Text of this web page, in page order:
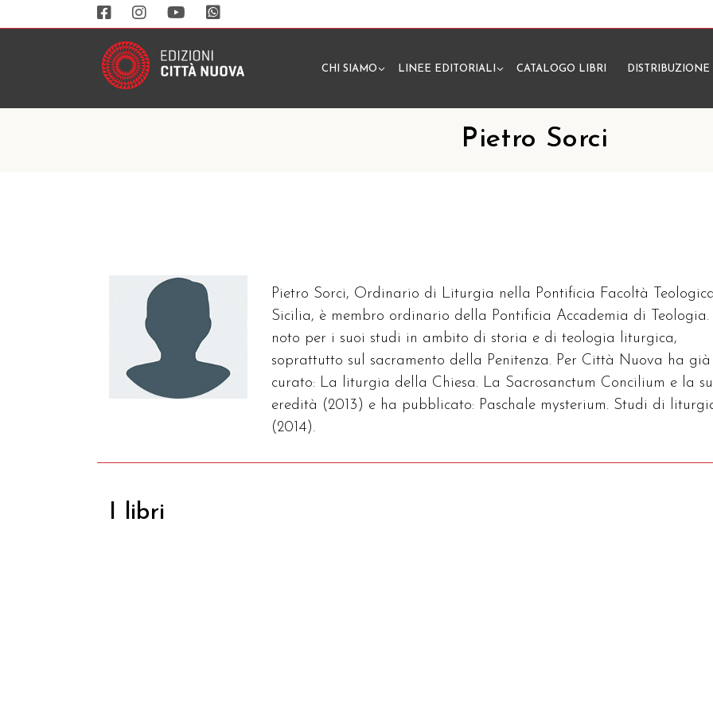
CHI SIAMO LINEE EDITORIALI CATALOGO LIBRI DISTRIBUZIONE
Pietro Sorci
Pietro Sorci, Ordinario di Liturgia nella Pontificia Facoltà
Sicilia, è membro ordinario della Pontificia Accademia di Teologia.
noto per i suoi studi in ambito di storia e di teologia liturgica,
soprattutto sul sacramento della Penitenza. Per Città Nuova ha già
curato: La liturgia della Chiesa. La Sacrosanctum Concilium e la
eredità (2013) e ha pubblicato: Paschale mysterium. Studi di
(2014).
I libri